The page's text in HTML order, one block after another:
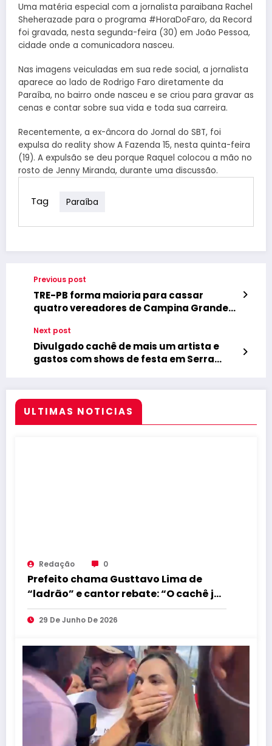
Uma matéria especial com a jornalista paraibana Rachel
Sheherazade para o programa #HoraDoFaro, da Record
foi gravada, nesta segunda-feira (30) em João Pessoa,
cidade onde a comunicadora nasceu.
Nas imagens veiculadas em sua rede social, a jornalista
aparece ao lado de Rodrigo Faro diretamente da
Paraíba, no bairro onde nasceu e se criou para gravar as
cenas e contar sobre sua vida e toda sua carreira.
Recentemente, a ex-âncora do Jornal do SBT, foi
expulsa do reality show A Fazenda 15, nesta quinta-feira
(19). A expulsão se deu porque Raquel colocou a mão no
rosto de Jenny Miranda, durante uma discussão.
Tag Paraíba
Previous post
TRE-PB forma maioria para cassar
quatro vereadores de Campina Grande
Next post
Divulgado cachê de mais um artista e
gastos com shows de festa em Serra
ULTIMAS NOTICIAS
Redação 0
Prefeito chama Gusttavo Lima de
“ladrão” e cantor rebate: “O cachê já
foi devolvido”
29 De Junho De 2026